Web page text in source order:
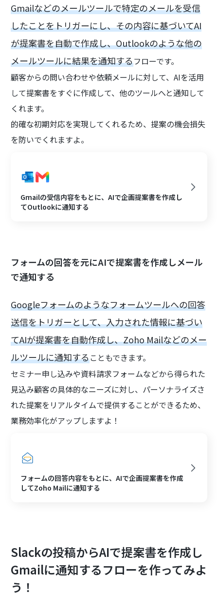
Gmailなどのメールツールで特定のメールを受信
したことをトリガーにし、その内容に基づいてAI
が提案書を自動で作成し、Outlookのような他の
メールツールに結果を通知するフローです。
顧客からの問い合わせや依頼メールに対して、AIを活用
して提案書をすぐに作成して、他のツールへと通知して
くれます。
的確な初期対応を実現してくれるため、提案の機会損失
を防いでくれますよ。
Gmailの受信内容をもとに、AIで企画提案書を作成し
てOutlookに通知する
フォームの回答を元にAIで提案書を作成しメール
で通知する
Googleフォームのようなフォームツールへの回答
送信をトリガーとして、入力された情報に基づい
てAIが提案書を自動作成し、Zoho Mailなどのメー
ルツールに通知することもできます。
セミナー申し込みや資料請求フォームなどから得られた
見込み顧客の具体的なニーズに対し、パーソナライズさ
れた提案をリアルタイムで提供することができるため、
業務効率化がアップしますよ！
フォームの回答内容をもとに、AIで企画提案書を作成
してZoho Mailに通知する
Slackの投稿からAIで提案書を作成し
Gmailに通知するフローを作ってみよ
う！